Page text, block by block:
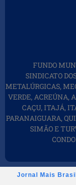
FUNDO
SINDICATO
METALÚRGICAS,
VERDE, ACREÚNA,
CAÇU, ITAJÁ,
PARANAIGUARA,
SIMÃO E
Jornal Mais